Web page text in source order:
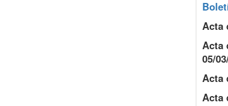
Acta
Acta
05/
Acta
Acta